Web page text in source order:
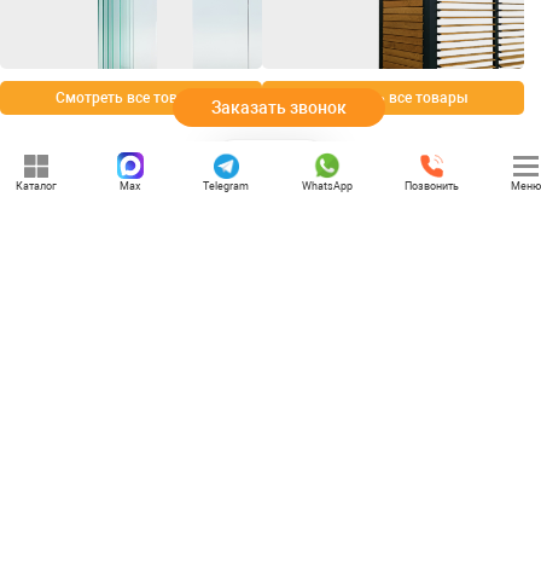
Смотреть все товары Смотреть все товары
Заказать звонок
Каталог Max Telegram WhatsApp Позвонить Меню